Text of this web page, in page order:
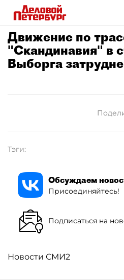
Движение по
"Скандинавия" в
Выборга
Тэги:
Обсуждаем
Присоединяйтесь!
Подписаться на
Новости СМИ2